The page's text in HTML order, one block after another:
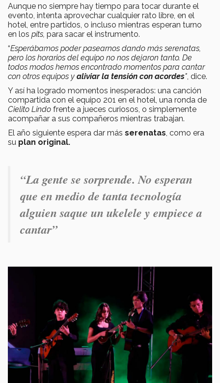
Aunque no siempre hay tiempo para tocar durante el
evento, intenta aprovechar cualquier rato libre, en el
hotel, entre partidos, o incluso mientras esperan turno
en los pits, para sacar el instrumento.
“Esperábamos poder pasearnos dando más serenatas,
pero los horarios del equipo no nos dejaron tanto. De
todos modos hemos encontrado momentos para cantar
con otros equipos y aliviar la tensión con acordes", dice.
Y así ha logrado momentos inesperados: una canción
compartida con el equipo 201 en el hotel, una ronda de
Cielito Lindo frente a jueces curiosos, o simplemente
acompañar a sus compañeros mientras trabajan.
El año siguiente espera dar más serenatas, como era
su plan original.
“La gente se sorprende. No esperan
que en medio de tanta tecnología
alguien saque un ukelele y empiece a
cantar”